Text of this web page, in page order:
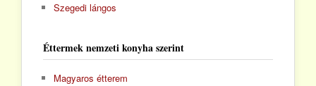
Szegedi lángos
Éttermek nemzeti konyha szerint
Magyaros étterem